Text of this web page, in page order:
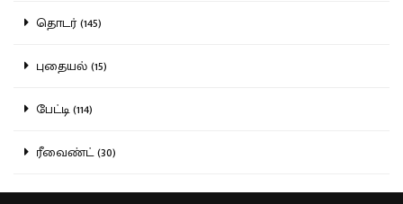
தொடர் (145)
புதையல் (15)
பேட்டி (114)
ரீவைண்ட் (30)